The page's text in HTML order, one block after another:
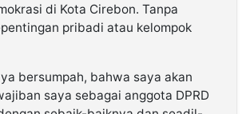
di Kota Cirebon. Tanpa
pribadi atau kelompok
bersumpah, bahwa saya akan
saya sebagai anggota DPRD